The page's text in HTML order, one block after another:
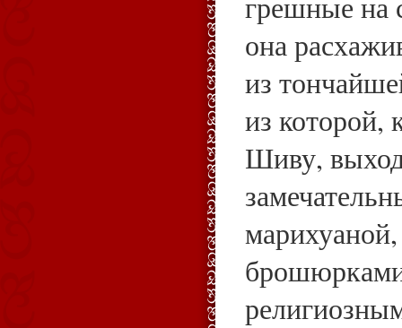
она
из
из которой,
Шиву,